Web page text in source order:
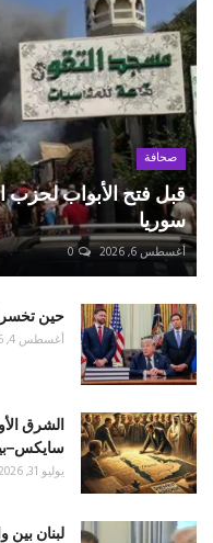
صحافة
قبل فتح الأبواب لحزب
سوريا
أغسطس 6, 2026 0
حين تخسر
أغسطس 4, 2026
الشرق
يوليو 31, 2026
لبنان